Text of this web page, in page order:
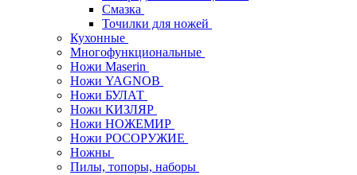
Смазка
Точилки для ножей
Кухонные
Многофункциональные
Ножи Maserin
Ножи YAGNOB
Ножи БУЛАТ
Ножи КИЗЛЯР
Ножи НОЖЕМИР
Ножи РОСОРУЖИЕ
Ножны
Пилы, топоры, наборы